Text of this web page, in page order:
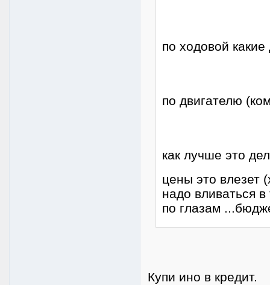
по ходовой какие
по двигателю
как лучше это
цены это влезет
надо вливаться
по глазам
Купи ино в кредит.